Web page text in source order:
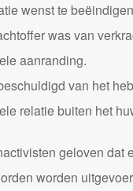
wenst te
was van
aanranding.
van het
relatie buiten het
geloven dat
worden